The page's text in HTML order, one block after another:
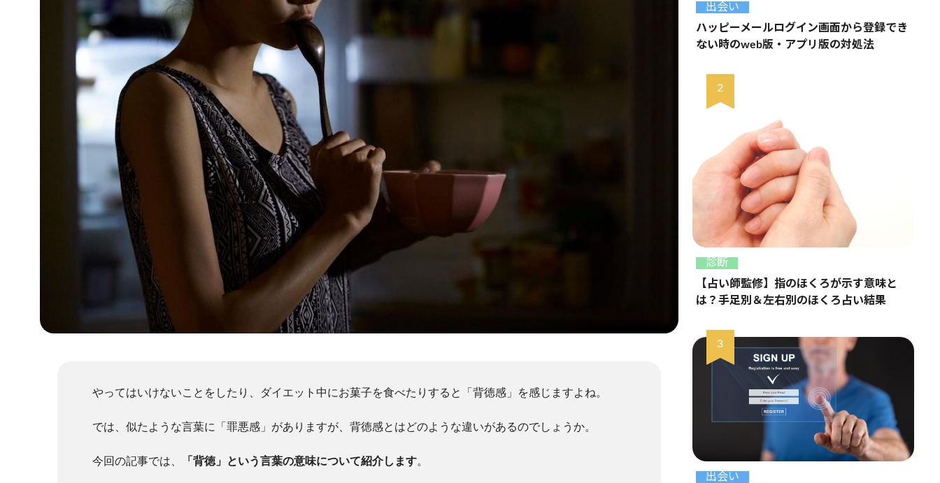
やってはいけないことをしたり、ダイエット中にお菓子を食べたりすると「背徳感」を感じますよね。
では、似たような言葉に「罪悪感」がありますが、背徳感とはどのような違いがあるのでしょうか。
今回の記事では、 「背徳」という言葉の意味について紹介します。
出会い
ハッピーメールログイン画面から登録でき
ない時のweb版・アプリ版の対処法
診断
【占い師監修】指のほくろが示す意味と
は？手足別＆左右別のほくろ占い結果
出会い